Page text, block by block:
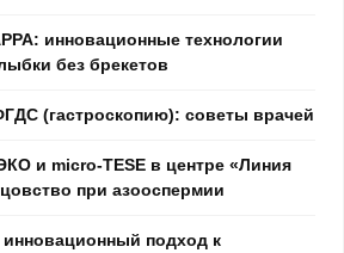
инновационные технологии
без брекетов
(гастроскопию): советы врачей
и micro-TESE в центре «Линия
при азооспермии
подход к